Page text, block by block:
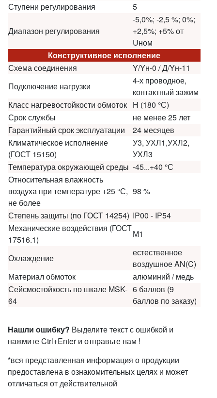
Ступени регулирования
5
Диапазон регулирования
-5,0%; -2,5 %; 0%;
+2,5%; +5% от
Uном
Конструктивное исполнение
Схема соединения
Y/Yн-0 / Д/Yн-11
Подключение нагрузки
4-х проводное,
контактный зажим
Класс нагревостойкости обмоток H (180 °С)
Срок службы
не менее 25 лет
Гарантийный срок эксплуатации
24 месяцев
Климатическое исполнение
(ГОСТ 15150)
У3, УХЛ1,УХЛ2,
УХЛ3
Температура окружающей среды -45...+40 °С
Относительная влажность
воздуха при температуре +25 °С,
не более
98 %
Степень защиты (по ГОСТ 14254) IP00 - IP54
Механические воздействия (ГОСТ
17516.1)
М1
Охлаждение
естественное
воздушное AN(C)
Материал обмоток
алюминий / медь
Сейсмостойкость по шкале MSK-
64
6 баллов (9
баллов по заказу)
Нашли ошибку? Выделите текст с ошибкой и
нажмите Ctrl+Enter и отправьте нам !
*вся представленная информация о продукции
предоставлена в ознакомительных целях и может
отличаться от действительной